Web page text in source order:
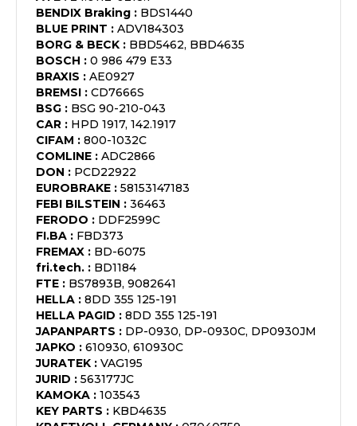
BENDIX Braking : BDS1440
BLUE PRINT : ADV184303
BORG & BECK : BBD5462, BBD4635
BOSCH : 0 986 479 E33
BRAXIS : AE0927
BREMSI : CD7666S
BSG : BSG 90-210-043
CAR : HPD 1917, 142.1917
CIFAM : 800-1032C
COMLINE : ADC2866
DON : PCD22922
EUROBRAKE : 58153147183
FEBI BILSTEIN : 36463
FERODO : DDF2599C
FI.BA : FBD373
FREMAX : BD-6075
fri.tech. : BD1184
FTE : BS7893B, 9082641
HELLA : 8DD 355 125-191
HELLA PAGID : 8DD 355 125-191
JAPANPARTS : DP-0930, DP-0930C, DP0930JM
JAPKO : 610930, 610930C
JURATEK : VAG195
JURID : 563177JC
KAMOKA : 103543
KEY PARTS : KBD4635